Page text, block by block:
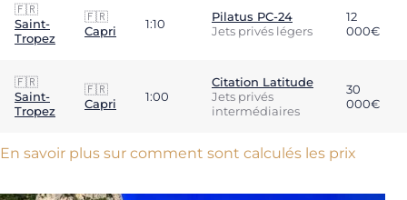
🇫🇷
Saint-
Tropez
🇫🇷
Capri
1:10
Pilatus PC-24
Jets privés légers
12
000€
🇫🇷
Saint-
Tropez
🇫🇷
Capri
1:00
Citation Latitude
Jets privés
intermédiaires
30
000€
En savoir plus sur comment sont calculés les prix